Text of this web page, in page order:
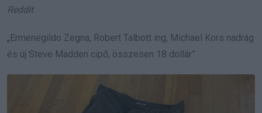
Reddit
„Ermenegildo Zegna, Robert Talbott ing, Michael Kors nadrág
és új Steve Madden cipő, összesen 18 dollár”